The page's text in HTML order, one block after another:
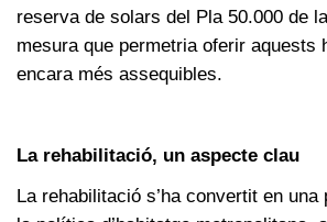
reserva de solars del Pla 50.000 de
mesura que permetria oferir aquests
encara més assequibles.
La rehabilitació, un aspecte clau
La rehabilitació s’ha convertit en